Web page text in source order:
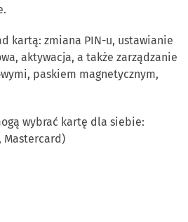
kartą: zmiana PIN-u, ustawianie
aktywacja, a także zarządzanie
paskiem magnetycznym,
wybrać kartę dla siebie:
Mastercard)